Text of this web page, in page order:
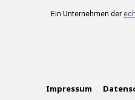
Ein Unternehmen der
Impressum